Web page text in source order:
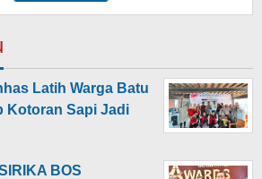
Latih Warga Batu
Kotoran Sapi Jadi
BOS